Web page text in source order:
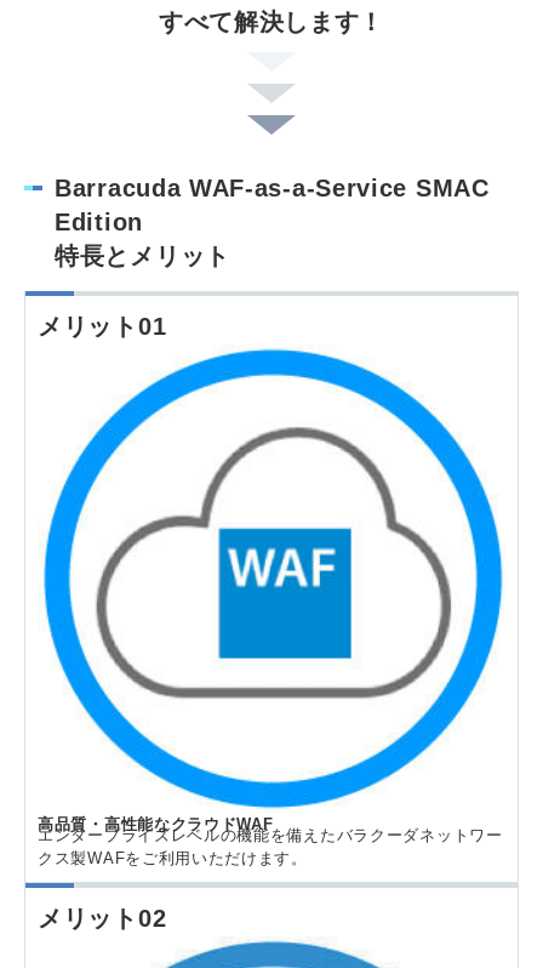
すべて解決します！
Barracuda WAF-as-a-Service SMAC
Edition
特長とメリット
メリット01
高品質・高性能なクラウドWAF
エンタープライズレベルの機能を備えたバラクーダネットワー
クス製WAFをご利用いただけます。
メリット02